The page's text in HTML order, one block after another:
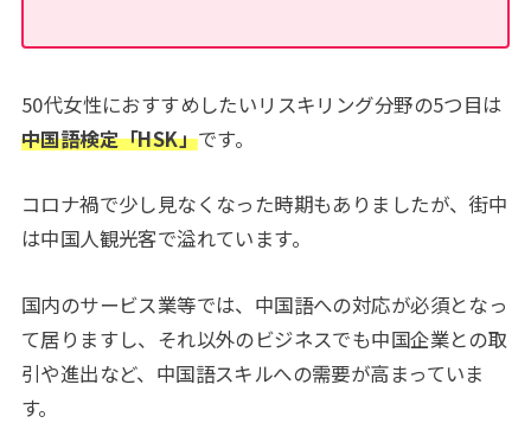
50代女性におすすめしたいリスキリング分野の5つ目は
中国語検定「HSK」です。
コロナ禍で少し見なくなった時期もありましたが、街中
は中国人観光客で溢れています。
国内のサービス業等では、中国語への対応が必須となっ
て居りますし、それ以外のビジネスでも中国企業との取
引や進出など、中国語スキルへの需要が高まっていま
す。